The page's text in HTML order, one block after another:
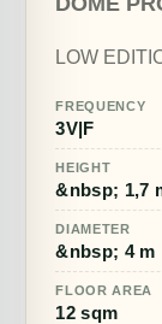
LOW
FREQUENCY
3V|F
HEIGHT
&nbsp; 1,7
DIAMETER
&nbsp; 4 m
FLOOR AREA
12 sqm